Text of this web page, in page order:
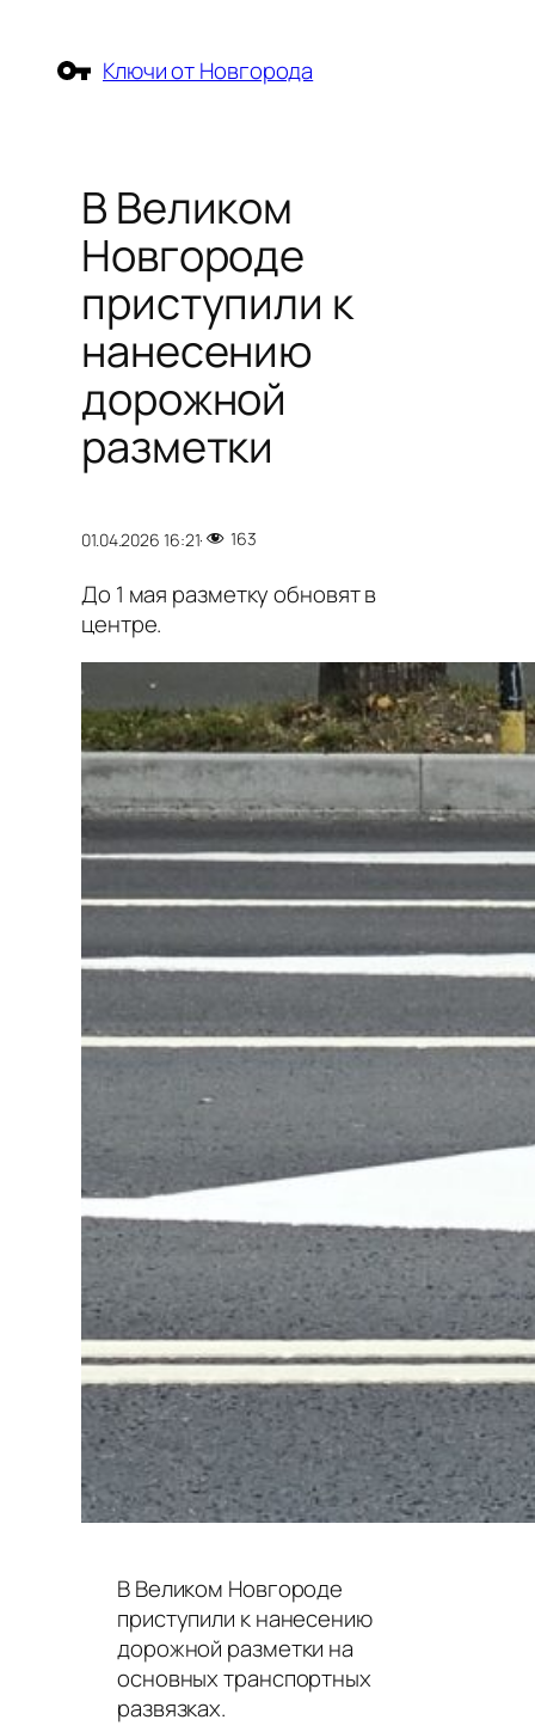
содержимомуКлючи от Новгорода
В Великом
Новгороде
приступили к
нанесению
дорожной
разметки
01.04.2026 16:21· 163
До 1 мая разметку обновят в
центре.
В Великом Новгороде
приступили к нанесению
дорожной разметки на
основных транспортных
развязках.